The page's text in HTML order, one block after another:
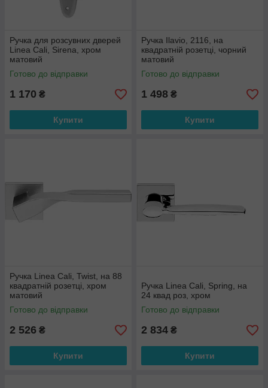
Ручка для розсувних дверей
Linea Cali, Sirena, хром
матовий
Готово до відправки
1 170 ₴
Купити
Ручка Ilavio, 2116, на
квадратній розетці, чорний
матовий
Готово до відправки
1 498 ₴
Купити
Ручка Linea Cali, Twist, на 88
квадратній розетці, хром
матовий
Готово до відправки
2 526 ₴
Купити
Ручка Linea Cali, Spring, на
24 квад роз, хром
Готово до відправки
2 834 ₴
Купити